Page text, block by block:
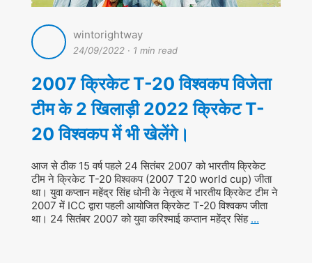
wintorightway
24/09/2022· 1 min read
2007 क्रिकेट T-20 विश्वकप विजेता
टीम के 2 खिलाड़ी 2022 क्रिकेट T-
20 विश्वकप में भी खेलेंगे।
आज से ठीक 15 वर्ष पहले 24 सितंबर 2007 को भारतीय क्रिकेट
टीम ने क्रिकेट T-20 विश्वकप (2007 T20 world cup) जीता
था। युवा कप्तान महेंद्र सिंह धोनी के नेतृत्व में भारतीय क्रिकेट टीम ने
2007 में ICC द्वारा पहली आयोजित क्रिकेट T-20 विश्वकप जीता
था। 24 सितंबर 2007 को युवा करिश्माई कप्तान महेंद्र सिंह …